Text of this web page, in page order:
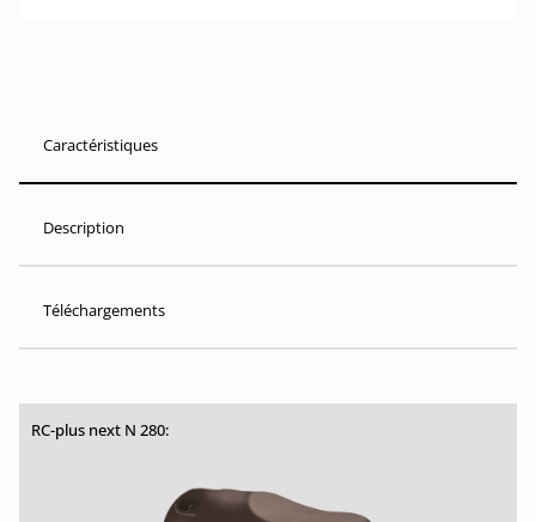
Caractéristiques
Description
Téléchargements